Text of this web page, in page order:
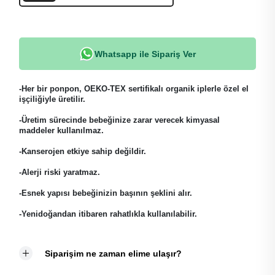
Whatsapp ile Sipariş Ver
-Her bir ponpon, OEKO-TEX sertifikalı organik iplerle özel el
işçiliğiyle üretilir.
-Üretim sürecinde bebeğinize zarar verecek kimyasal
maddeler kullanılmaz.
-Kanserojen etkiye sahip değildir.
-Alerji riski yaratmaz.
-Esnek yapısı bebeğinizin başının şeklini alır.
-Yenidoğandan itibaren rahatlıkla kullanılabilir.
Siparişim ne zaman elime ulaşır?